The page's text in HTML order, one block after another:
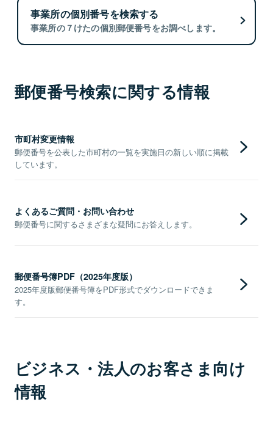
事業所の個別番号を検索する
事業所の７けたの個別郵便番号をお調べします。
郵便番号検索に関する情報
市町村変更情報
郵便番号を公表した市町村の一覧を実施日の新しい順に掲載
しています。
よくあるご質問・お問い合わせ
郵便番号に関するさまざまな疑問にお答えします。
郵便番号簿PDF（2025年度版）
2025年度版郵便番号簿をPDF形式でダウンロードできま
す。
ビジネス・法人のお客さま向け
情報